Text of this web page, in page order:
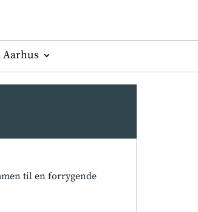
Aarhus
til en forrygende